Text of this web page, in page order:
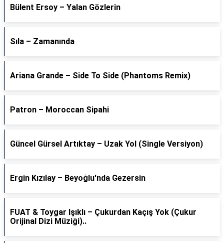
Bülent Ersoy – Yalan Gözlerin
Sıla – Zamanında
Ariana Grande – Side To Side (Phantoms Remix)
Patron – Moroccan Sipahi
Güncel Gürsel Artıktay – Uzak Yol (Single Versiyon)
Ergin Kızılay – Beyoğlu'nda Gezersin
FUAT & Toygar Işıklı – Çukurdan Kaçış Yok (Çukur
Orijinal Dizi Müziği)..